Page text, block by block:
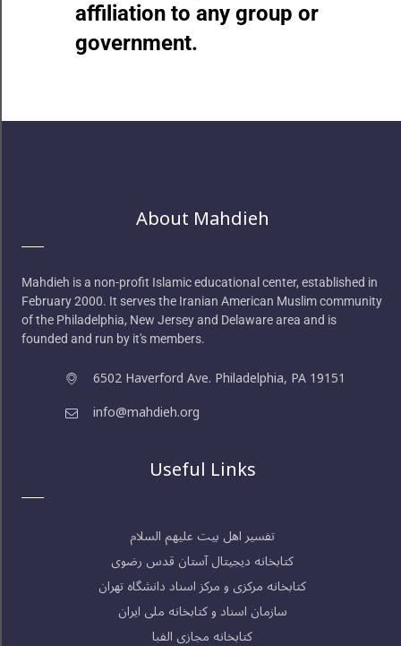
affiliation to any group or
government.
About Mahdieh
Mahdieh is a non-profit Islamic educational center, established in
February 2000. It serves the Iranian American Muslim community
of the Philadelphia, New Jersey and Delaware area and is
founded and run by it's members.
6502 Haverford Ave. Philadelphia, PA 19151
info@mahdieh.org
Useful Links
تفسیر اهل بیت علیهم السلام
کتابخانه دیجیتال آستان قدس رضوی
کتابخانه مرکزی و مرکز اسناد دانشگاه تهران
سازمان اسناد و کتابخانه ملی ایران
کتابخانه مجازی الفبا